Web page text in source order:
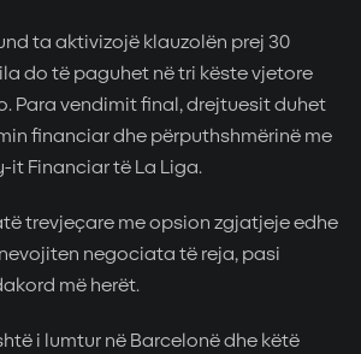
ta aktivizojë klauzolën prej 30
do të paguhet në tri këste vjetore
Para vendimit final, drejtuesit duhet
financiar dhe përputhshmërinë me
it Financiar të La Liga.
trevjeçare me opsion zgjatjeje edhe
negociata të reja, pasi
më herët.
i lumtur në Barcelonë dhe këtë